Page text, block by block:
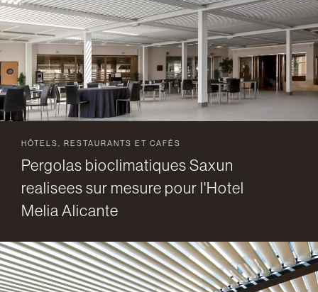
HÔTELS, RESTAURANTS ET CAFÉS
Pergolas bioclimatiques Saxun
realisees sur mesure pour l'Hotel
Melia Alicante